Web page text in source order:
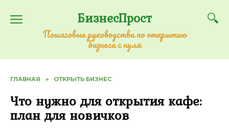
содержанию
БизнесПрост
Пошаговые руководства по открытию
бизнеса с нуля
ГЛАВНАЯ » ОТКРЫТЬ БИЗНЕС
Что нужно для открытия кафе:
план для новичков